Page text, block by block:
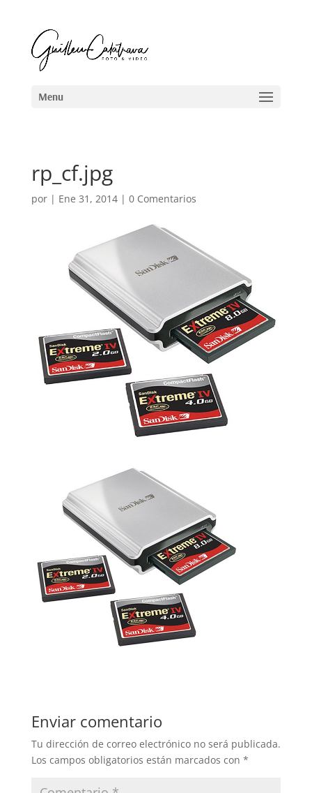
rp_cf.jpg
por | Ene 31, 2014| 0 Comentarios
Enviar comentario
Tu dirección de correo electrónico no será publicada.
Los campos obligatorios están marcados con *